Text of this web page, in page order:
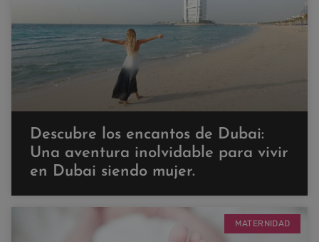
Descubre los encantos de Dubai:
Una aventura inolvidable para vivir
en Dubai siendo mujer.
MATERNIDAD